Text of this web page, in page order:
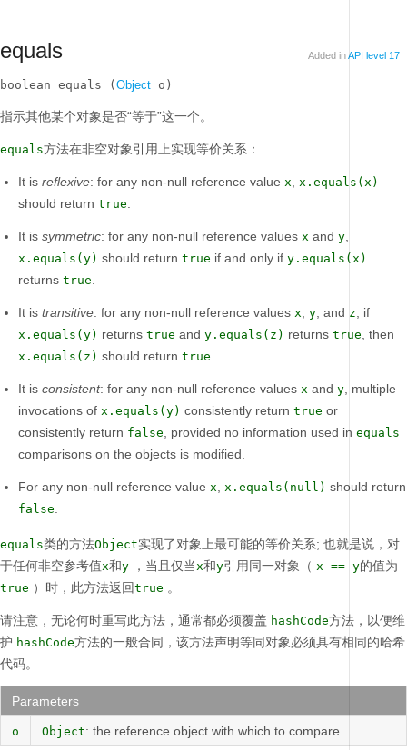
equals Added inAPI level 17
boolean equals ( Object o)
指示其他某个对象是否“等于”这一个。
equals方法在非空对象引用上实现等价关系：
It is reflexive: for any non-null reference value x x.equals(x)
should return true
It is symmetric: for any non-null reference values x and y
x.equals(y) should return true if and only if y.equals(x)
returns true
It is transitive: for any non-null reference values x y , and z , if
x.equals(y) returns true and y.equals(z) returns true , then
x.equals(z) should return true
It is consistent: for any non-null reference values x and y , multiple
invocations of x.equals(y) consistently return true or
consistently return false , provided no information used in equals
comparisons on the objects is modified.
For any non-null reference value x x.equals(null) should return
false
equals类的方法Object实现了对象上最可能的等价关系; 也就是说，对
于任何非空参考值x和y ，当且仅当x和y引用同一对象（ x == y的值为
true ）时，此方法返回true 。
请注意，无论何时重写此方法，通常都必须覆盖 hashCode方法，以便维
护 hashCode方法的一般合同，该方法声明等同对象必须具有相同的哈希
代码。
Parameters
o Object: the reference object with which to compare.